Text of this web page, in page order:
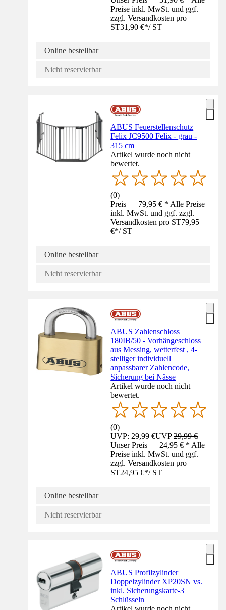
Preise inkl. MwSt. und ggf.
zzgl. Versandkosten pro
ST31,90 €*/ ST
Online bestellbar
Nicht reservierbar
ABUS Feuerstellenschutz
Felix JC9500 Felix - grau -
315 cm
Artikel wurde noch nicht
bewertet.
(0)
Preis — 79,95 € * Alle Preise
inkl. MwSt. und ggf. zzgl.
Versandkosten pro ST79,95
€*/ ST
Online bestellbar
Nicht reservierbar
ABUS Zahlenschloss
180IB/50 - Vorhängeschloss
aus Messing, wetterfest , 4-
stelliger individuell
anpassbarer Zahlencode,
Sicherung bei Nässe
Artikel wurde noch nicht
bewertet.
(0)
UVP: 29,99 €UVP29,99 €
Unser Preis — 24,95 € * Alle
Preise inkl. MwSt. und ggf.
zzgl. Versandkosten pro
ST24,95 €*/ ST
Online bestellbar
Nicht reservierbar
ABUS Profilzylinder
Doppelzylinder XP20SN vs.
inkl. Sicherungskarte-3
Schlüsseln